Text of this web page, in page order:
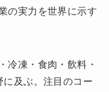
の実力を世界に示す
冷凍・食肉・飲料・
及ぶ。注目のコー